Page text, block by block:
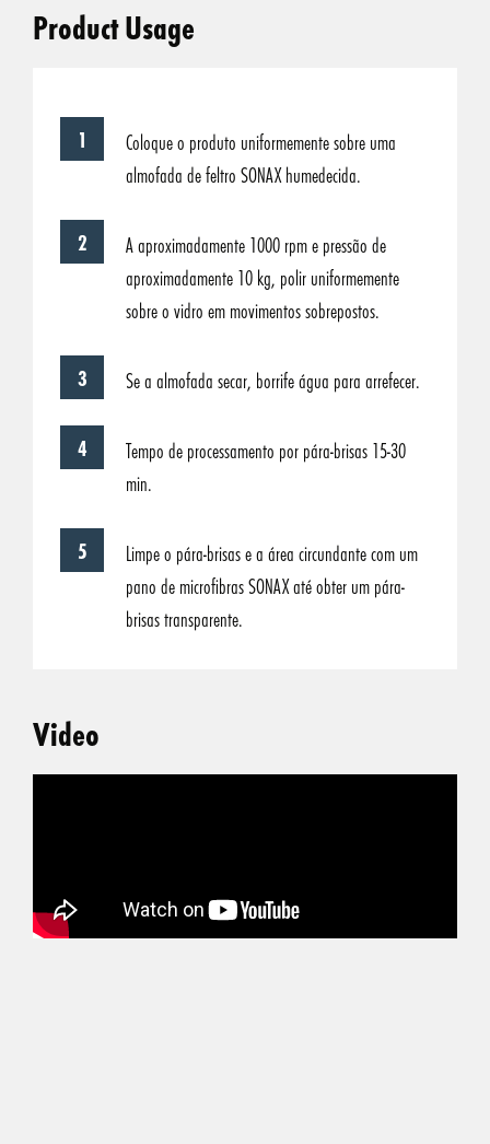
Product Usage
Coloque o produto uniformemente sobre uma
almofada de feltro SONAX humedecida.
A aproximadamente 1000 rpm e pressão de
aproximadamente 10 kg, polir uniformemente
sobre o vidro em movimentos sobrepostos.
Se a almofada secar, borrife água para arrefecer.
Tempo de processamento por pára-brisas 15-30
min.
Limpe o pára-brisas e a área circundante com um
pano de microfibras SONAX até obter um pára-
brisas transparente.
Video